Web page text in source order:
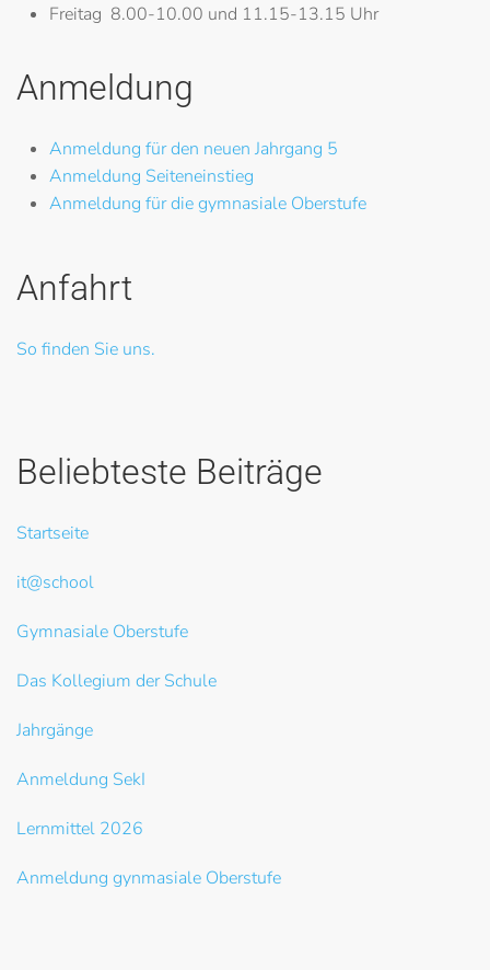
Freitag 8.00-10.00 und 11.15-13.15 Uhr
Anmeldung
Anmeldung für den neuen Jahrgang 5
Anmeldung Seiteneinstieg
Anmeldung für die gymnasiale Oberstufe
Anfahrt
So finden Sie uns.
Beliebteste Beiträge
Startseite
it@school
Gymnasiale Oberstufe
Das Kollegium der Schule
Jahrgänge
Anmeldung SekI
Lernmittel 2026
Anmeldung gynmasiale Oberstufe